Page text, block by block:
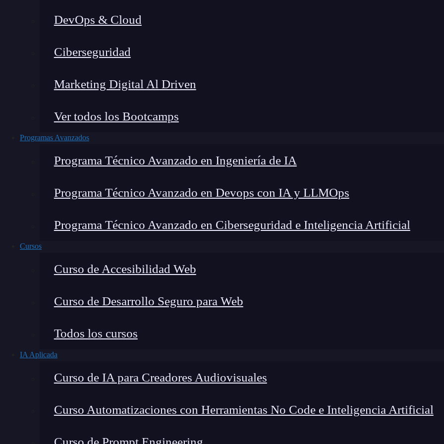
DevOps & Cloud
Ciberseguridad
Marketing Digital Al Driven
Ver todos los Bootcamps
Programas Avanzados
Programa Técnico Avanzado en Ingeniería de IA
Programa Técnico Avanzado en Devops con IA y LLMOps
Programa Técnico Avanzado en Ciberseguridad e Inteligencia Artificial
Cursos
Curso de Accesibilidad Web
Curso de Desarrollo Seguro para Web
Todos los cursos
IA Aplicada
Curso de IA para Creadores Audiovisuales
Curso Automatizaciones con Herramientas No Code e Inteligencia Artificial
Lucia Gómez Salgado
Home
Contribuyo a acercar la realidad del sector tecnológico a nuevos profesionales, combinando conocimiento práctico,